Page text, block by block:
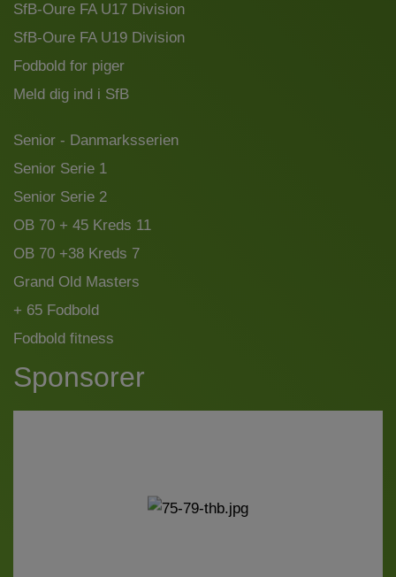
SfB-Oure FA U17 Division
SfB-Oure FA U19 Division
Fodbold for piger
Meld dig ind i SfB
Senior - Danmarksserien
Senior Serie 1
Senior Serie 2
OB 70 + 45 Kreds 11
OB 70 +38 Kreds 7
Grand Old Masters
+ 65 Fodbold
Fodbold fitness
Sponsorer